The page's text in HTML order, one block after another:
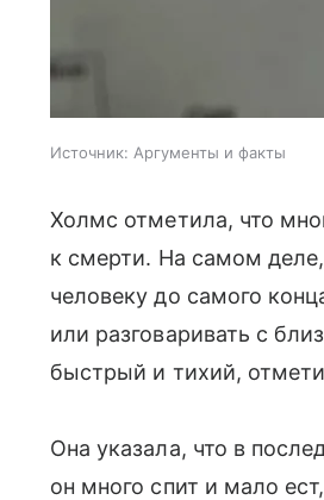
Источник: Аргументы и факты
Холмс отметила, что
к смерти. На самом
человеку до самого
или разговаривать с
быстрый и тихий,
Она указала, что в
он много спит и мало